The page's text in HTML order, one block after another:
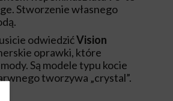
Stworzenie własnego
odwiedzićVision
oprawki, które
Są modele typu kocie
tworzywa „crystal”.